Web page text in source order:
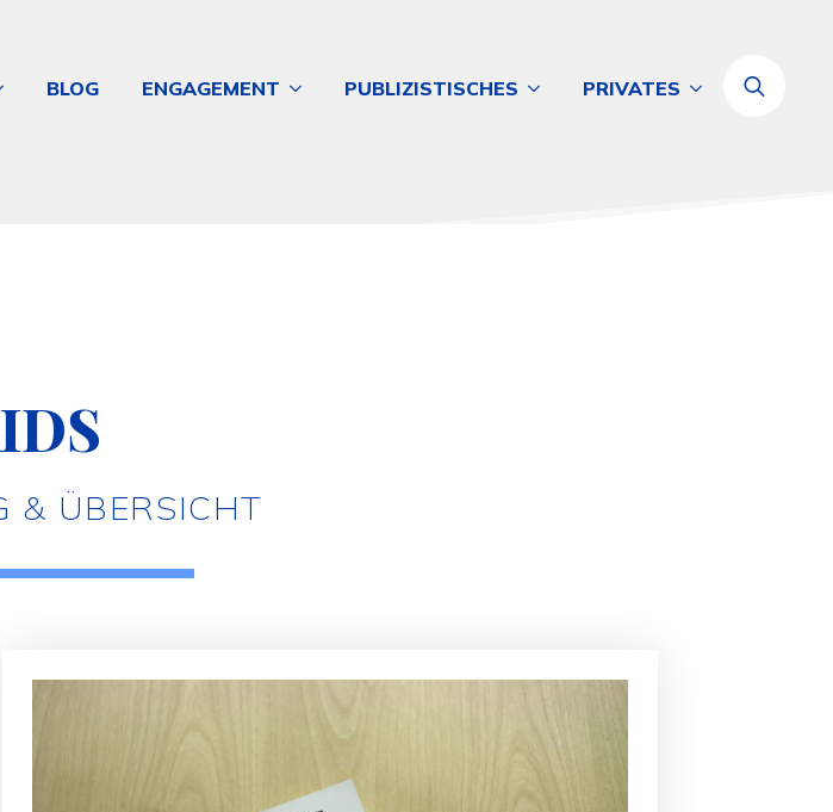
BLOG ENGAGEMENT PUBLIZISTISCHES PRIVATES
& ÜBERSICHT